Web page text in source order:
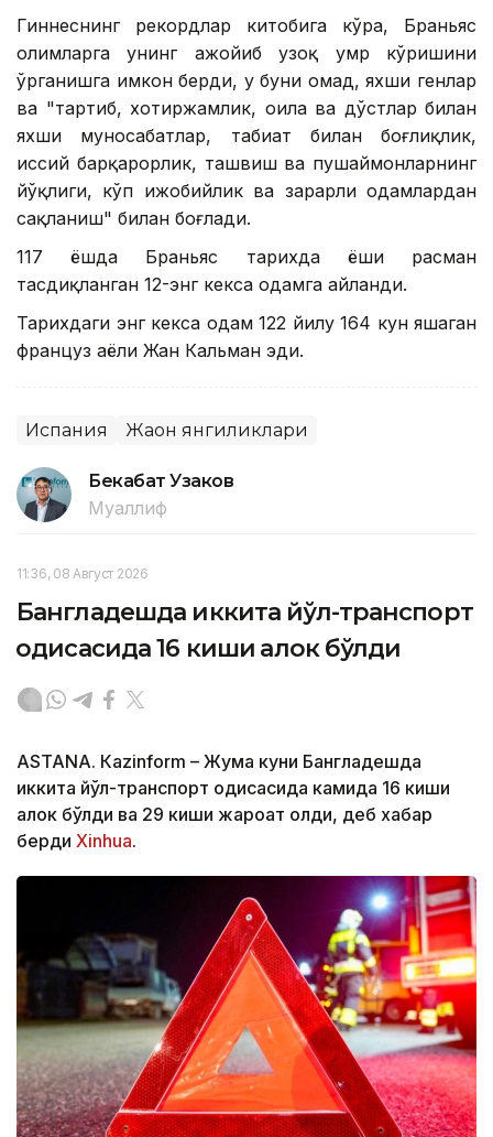
Гиннеснинг рекордлар китобига кўра, Браньяс
олимларга унинг ажойиб узоқ умр кўришини
ўрганишга имкон берди, у буни омад, яхши генлар
ва "тартиб, хотиржамлик, оила ва дўстлар билан
яхши муносабатлар, табиат билан боғлиқлик,
ҳиссий барқарорлик, ташвиш ва пушаймонларнинг
йўқлиги, кўп ижобийлик ва зарарли одамлардан
сақланиш" билан боғлади.
117 ёшда Браньяс тарихда ёши расман
тасдиқланган 12-энг кекса одамга айланди.
Тарихдаги энг кекса одам 122 йилу 164 кун яшаган
француз аёли Жан Кальман эди.
Испания Жаҳон янгиликлари
Бекабат Узаков
Муаллиф
11:36, 08 Август 2026
Бангладешда иккита йўл-транспорт
ҳодисасида 16 киши ҳалок бўлди
ASTANА. Кazinform – Жума куни Бангладешда
иккита йўл-транспорт ҳодисасида камида 16 киши
ҳалок бўлди ва 29 киши жароҳат олди, деб хабар
берди Xinhua.